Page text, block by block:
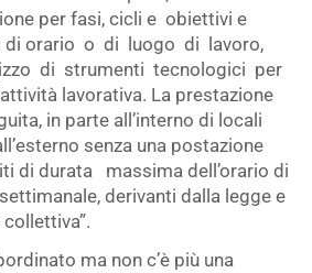
per fasi, cicli e obiettivi e
di orario o di luogo di lavoro,
di strumenti tecnologici per
lavorativa. La prestazione
in parte all’interno di locali
senza una postazione
di durata massima dell’orario di
derivanti dalla legge e
ma non c’è più una